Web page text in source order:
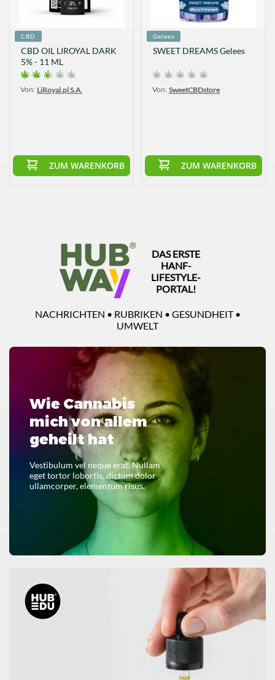
CBD
CBD OIL LIROYAL DARK
5% - 11 ML
Von: LiRoyal.pl S.A.
ZUM WARENKORB
Gelees
SWEET DREAMS Gelees
Von: SweetCBDstore
ZUM WARENKORB
DAS ERSTE
HANF-
LIFESTYLE-
PORTAL!
NACHRICHTEN • RUBRIKEN • GESUNDHEIT •
UMWELT
Wie Cannabis
mich von allem
geheilt hat
Vestibulum vel neque erat. Nullam
eget tortor lobortis, dictum dolor
ullamcorper, elementum risus.
LESEN SIE DAS GANZE